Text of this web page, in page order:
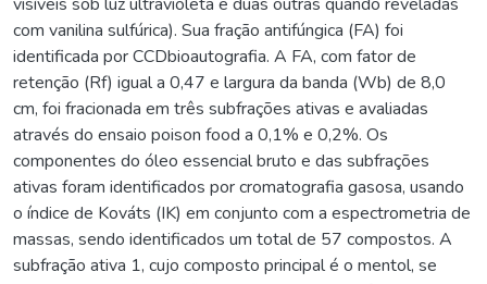
com vanilina sulfúrica). Sua fração antifúngica (FA) foi
identificada por CCDbioautografia. A FA, com fator de
retenção (Rf) igual a 0,47 e largura da banda (Wb) de 8,0
cm, foi fracionada em três subfrações ativas e avaliadas
através do ensaio poison food a 0,1% e 0,2%. Os
componentes do óleo essencial bruto e das subfrações
ativas foram identificados por cromatografia gasosa, usando
o índice de Kováts (IK) em conjunto com a espectrometria de
massas, sendo identificados um total de 57 compostos. A
subfração ativa 1, cujo composto principal é o mentol, se